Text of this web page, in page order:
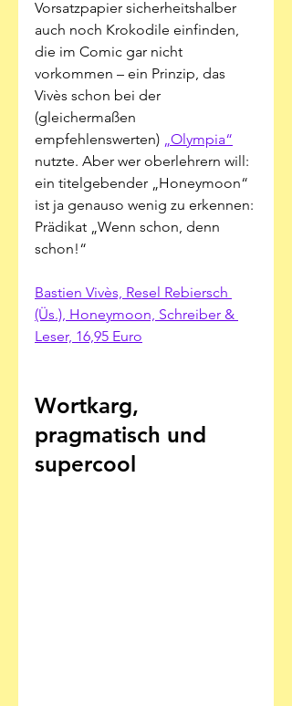
Vorsatzpapier sicherheitshalber
auch noch Krokodile einfinden,
die im Comic gar nicht
vorkommen – ein Prinzip, das
Vivès schon bei der
(gleichermaßen
empfehlenswerten)
„Olympia“
nutzte. Aber wer oberlehrern will:
ein titelgebender „Honeymoon“
ist ja genauso wenig zu erkennen:
Prädikat „Wenn schon, denn
schon!“
Bastien Vivès, Resel Rebiersch
(Üs.), Honeymoon, Schreiber &
Leser, 16,95 Euro
Wortkarg,
pragmatisch und
supercool